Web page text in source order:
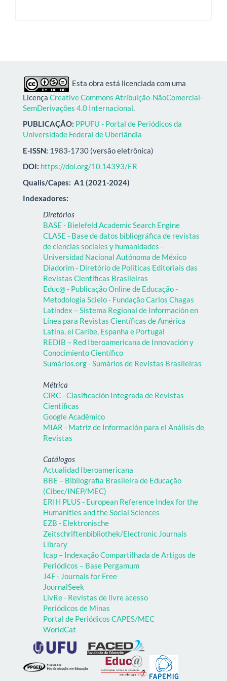
Esta obra está licenciada com uma
Licença Creative Commons Atribuição-NãoComercial-
SemDerivações 4.0 Internacional.
PUBLICAÇÃO: PPUFU - Portal de Periódicos da
Universidade Federal de Uberlândia
E-ISSN: 1983-1730 (versão eletrônica)
DOI: https://doi.org/10.14393/ER
Qualis/Capes: A1 (2021-2024)
Indexadores:
Diretórios
BASE - Bielefeld Academic Search Engine
CLASE - Base de datos bibliográfica de revistas
de ciencias sociales y humanidades -
Universidad Nacional Autónoma de México
Diadorim - Diretório de Políticas Editoriais das
Revistas Científicas Brasileiras
Educ@ - Publicação Online de Educação -
Metodologia Scielo - Fundação Carlos Chagas
Latindex – Sistema Regional de Información en
Línea para Revistas Científicas de América
Latina, el Caribe, Espanha e Portugal
REDIB – Red Iberoamericana de Innovación y
Conocimiento Científico
Sumários.org - Sumários de Revistas Brasileiras
Métrica
CIRC - Clasificación Integrada de Revistas
Científicas
Google Acadêmico
MIAR - Matriz de Información para el Análisis de
Revistas
Catálogos
Actualidad Iberoamericana
BBE – Bibliografia Brasileira de Educação
(Cibec/INEP/MEC)
ERIH PLUS - European Reference Index for the
Humanities and the Social Sciences
EZB - Elektronische
Zeitschriftenbibliothek/Electronic Journals
Library
Icap – Indexação Compartilhada de Artigos de
Periódicos – Base Pergamum
J4F - Journals for Free
JournalSeek
LivRe - Revistas de livre acesso
Periódicos de Minas
Portal de Periódicos CAPES/MEC
WorldCat